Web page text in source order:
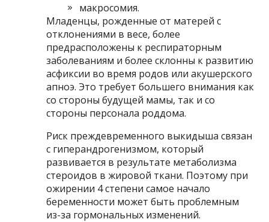
макросомия.
Младенцы, рожденные от матерей с
отклонениями в весе, более
предрасположены к респираторным
заболеваниям и более склонны к развитию
асфиксии во время родов или акушерского
апноэ. Это требует большего внимания как
со стороны будущей мамы, так и со
стороны персонала роддома.
Риск преждевременного выкидыша связан
с гиперандрогенизмом, который
развивается в результате метаболизма
стероидов в жировой ткани. Поэтому при
ожирении 4 степени самое начало
беременности может быть проблемным
из-за гормональных изменений.